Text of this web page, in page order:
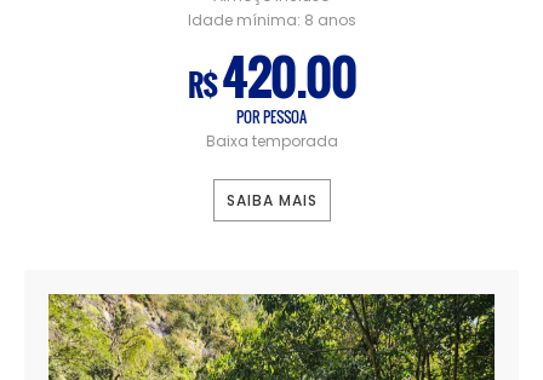
Idade mínima: 8 anos
R$420.00
POR PESSOA
Baixa temporada
SAIBA MAIS